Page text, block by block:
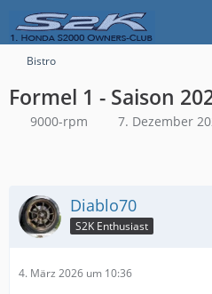
Bistro
Formel 1 - Saison
9000-rpm 7. Dezember
Diablo70
S2K Enthusiast
4. März 2026 um 10:36